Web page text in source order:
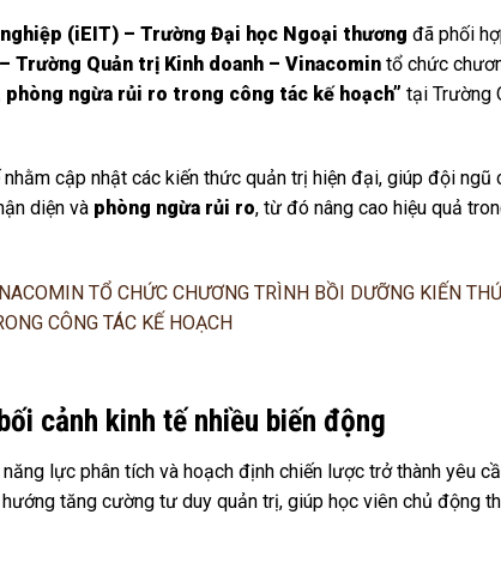
(iEIT) – Trường Đại học Ngoại thương đã phối
Trường Quản trị Kinh doanh – Vinacomin tổ chức
ngừa rủi ro trong công tác kế hoạch” tại Trường
cập nhật các kiến thức quản trị hiện đại, giúp đội ngũ
diện và phòng ngừa rủi ro, từ đó nâng cao hiệu quả
cảnh kinh tế nhiều biến động
lực phân tích và hoạch định chiến lược trở thành yêu
tăng cường tư duy quản trị, giúp học viên chủ động